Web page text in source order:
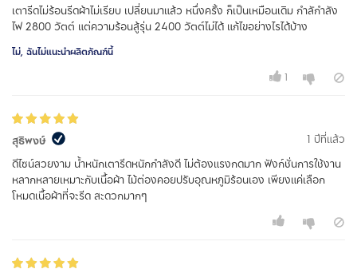
เตารีดไม่ร้อนรีดผ้าไม่เรียบ เปลี่ยนมาแล้ว หนึ่งครั้ง ก็เป็นเหมือนเดิม กำลักำลัง
ไฟ 2800 วัตต์ แต่ความร้อนสู้รุ่น 2400 วัตต์ไม่ได้ แก้ไขอย่างไรได้บ้าง
ไม่, ฉันไม่แนะนำผลิตภัณฑ์นี้
1
สุธิพงษ์
1 ปีที่แล้ว
ดีไซน์สวยงาม น้ำหนักเตารีดหนักกำลังดี ไม่ต้องแรงกดมาก ฟังก์ชั่นการใช้งาน
หลากหลายเหมาะกับเนื้อผ้า ไม้ต่องคอยปรับอุณหภูมิร้อนเอง เพียงแค่เลือก
โหมดเนื้อผ้าที่จะรีด สะดวกมากๆ